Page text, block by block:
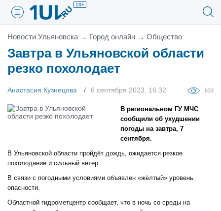
18+
Новости Ульяновска → Город онлайн → Общество
Завтра в Ульяновской области
резко похолодает
Анастасия Кузнецова 6 сентября 2023, 16:32 633
В региональном ГУ МЧС
сообщили об ухудшении
погоды на завтра, 7
сентября.
В Ульяновской области пройдёт дождь, ожидается резкое
похолодание и сильный ветер.
В связи с погодными условиями объявлен «жёлтый» уровень
опасности.
Областной гидрометцентр сообщает, что в ночь со среды на